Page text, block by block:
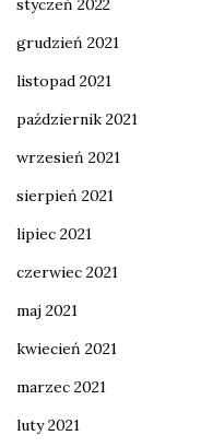
styczeń 2022
grudzień 2021
listopad 2021
październik 2021
wrzesień 2021
sierpień 2021
lipiec 2021
czerwiec 2021
maj 2021
kwiecień 2021
marzec 2021
luty 2021